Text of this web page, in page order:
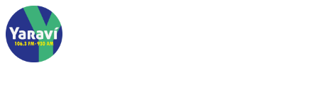
al
contenido